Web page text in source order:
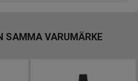
HITTAR DU HOS
SAMMA VARUMÄRKE